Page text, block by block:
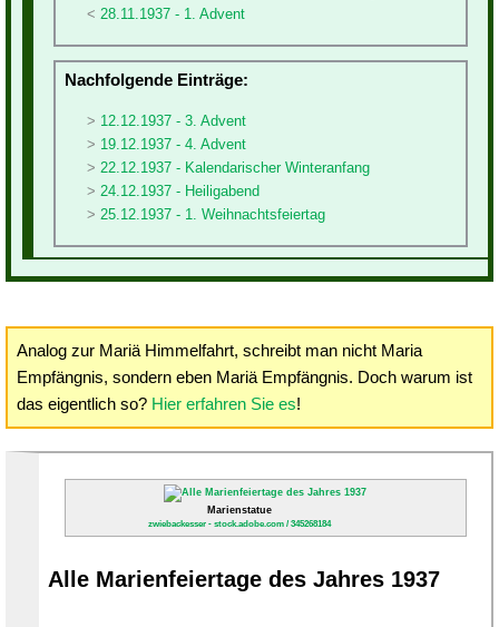
28.11.1937 - 1. Advent
Nachfolgende Einträge:
12.12.1937 - 3. Advent
19.12.1937 - 4. Advent
22.12.1937 - Kalendarischer Winteranfang
24.12.1937 - Heiligabend
25.12.1937 - 1. Weihnachtsfeiertag
Analog zur Mariä Himmelfahrt, schreibt man nicht Maria
Empfängnis, sondern eben Mariä Empfängnis. Doch warum ist
das eigentlich so? Hier erfahren Sie es!
Marienstatue
zwiebackesser - stock.adobe.com / 345268184
Alle Marienfeiertage des Jahres 1937